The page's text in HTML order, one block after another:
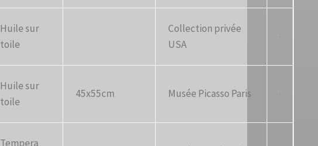
Huile sur
toile
Collection privée
USA
Huile sur
toile
45x55cm Musée Picasso Paris
Tempera